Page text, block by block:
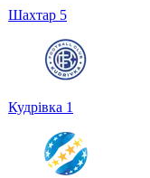
Шахтар 5
Кудрівка 1